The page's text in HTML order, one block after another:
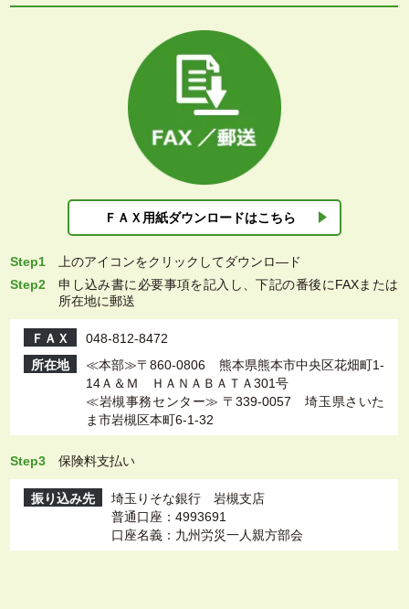
ＦＡＸ用紙ダウンロードはこちら
Step1 上のアイコンをクリックしてダウンロ―ド
Step2
申し込み書に必要事項を記入し、下記の番後にFAXまたは
所在地に郵送
ＦＡＸ
048-812-8472
所在地
≪本部≫〒860-0806 熊本県熊本市中央区花畑町1-
14Ａ＆Ｍ ＨＡＮＡＢＡＴＡ301号
≪岩槻事務センター≫ 〒339-0057 埼玉県さいた
ま市岩槻区本町6-1-32
Step3 保険料支払い
振り込み先
埼玉りそな銀行 岩槻支店
普通口座：4993691
口座名義：九州労災一人親方部会